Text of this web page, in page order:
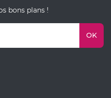
bons plans !
OK